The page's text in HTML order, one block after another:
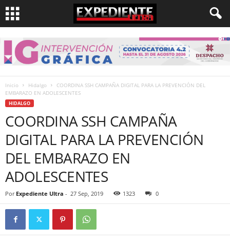
Inicio Hidalgo
COORDINA SSH CAMPAÑA DIGITAL PARA LA PREVENCIÓN DEL
EMBARAZO EN ADOLESCENTES
HIDALGO
COORDINA SSH CAMPAÑA
DIGITAL PARA LA PREVENCIÓN
DEL EMBARAZO EN
ADOLESCENTES
Por Expediente Ultra - 27 Sep, 2019 1323 0